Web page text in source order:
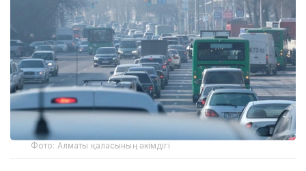
Фото: Алматы қаласының әкімдігі